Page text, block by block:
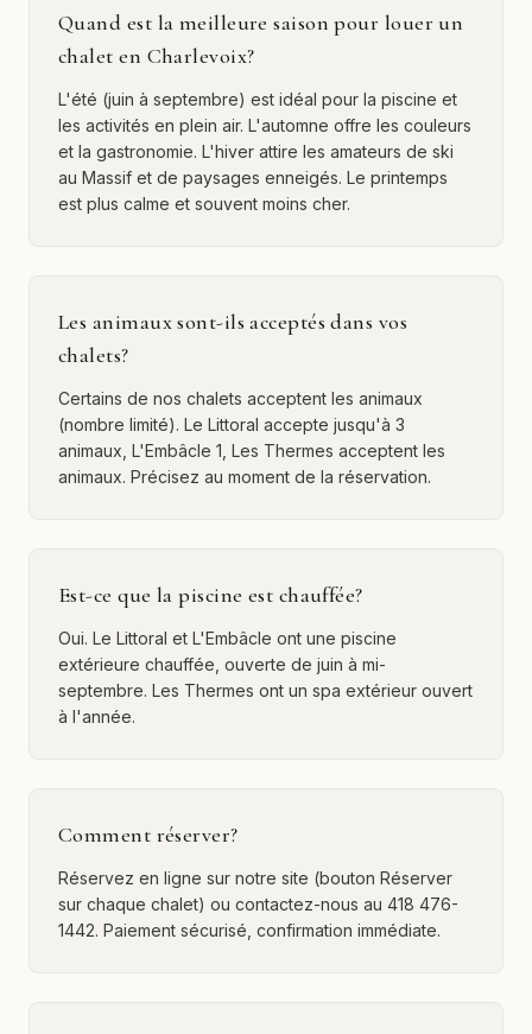
Quand est la meilleure saison pour louer un
chalet en Charlevoix?
L'été (juin à septembre) est idéal pour la piscine et
les activités en plein air. L'automne offre les couleurs
et la gastronomie. L'hiver attire les amateurs de ski
au Massif et de paysages enneigés. Le printemps
est plus calme et souvent moins cher.
Les animaux sont-ils acceptés dans vos
chalets?
Certains de nos chalets acceptent les animaux
(nombre limité). Le Littoral accepte jusqu'à 3
animaux, L'Embâcle 1, Les Thermes acceptent les
animaux. Précisez au moment de la réservation.
Est-ce que la piscine est chauffée?
Oui. Le Littoral et L'Embâcle ont une piscine
extérieure chauffée, ouverte de juin à mi-
septembre. Les Thermes ont un spa extérieur ouvert
à l'année.
Comment réserver?
Réservez en ligne sur notre site (bouton Réserver
sur chaque chalet) ou contactez-nous au 418 476-
1442. Paiement sécurisé, confirmation immédiate.